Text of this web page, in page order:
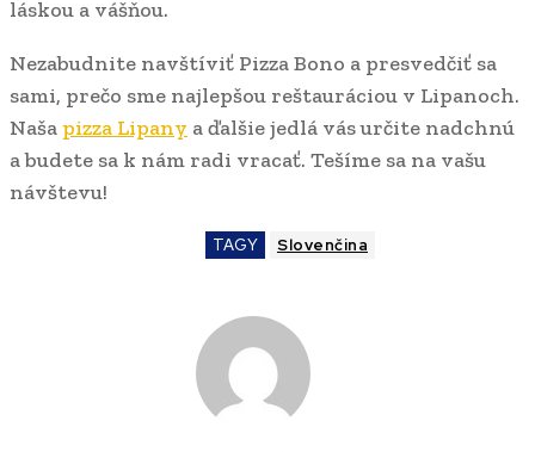
láskou a vášňou.
Nezabudnite navštíviť Pizza Bono a presvedčiť sa
sami, prečo sme najlepšou reštauráciou v Lipanoch.
Naša pizza Lipany a ďalšie jedlá vás určite nadchnú
a budete sa k nám radi vracať. Tešíme sa na vašu
návštevu!
TAGY Slovenčina